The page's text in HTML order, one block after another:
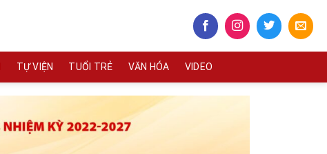
TỰ VIỆN TUỔI TRẺ VĂN HÓA VIDEO